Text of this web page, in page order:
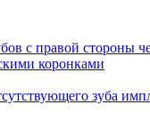
с правой стороны
коронками
зуба